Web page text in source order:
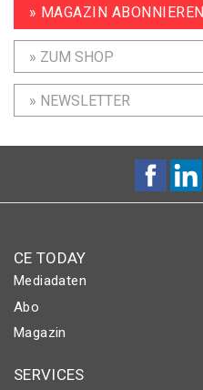
» MAGAZIN ABONNIEREN
» ZUM SHOP
» NEWSLETTER
CE TODAY
Mediadaten
Abo
Magazin
SERVICES